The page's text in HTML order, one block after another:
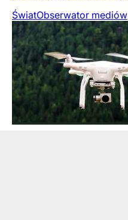
ŚwiatObserwator mediów